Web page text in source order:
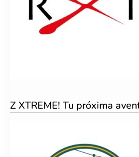
Z XTREME! Tu próxima